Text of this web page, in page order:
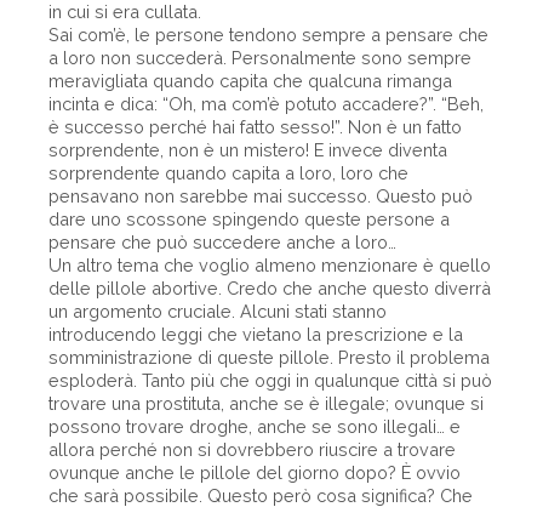
in cui si era cullata.
Sai com’è, le persone tendono sempre a pensare che
a loro non succederà. Personalmente sono sempre
meravigliata quando capita che qualcuna rimanga
incinta e dica: “Oh, ma com’è potuto accadere?”. “Beh,
è successo perché hai fatto sesso!”. Non è un fatto
sorprendente, non è un mistero! E invece diventa
sorprendente quando capita a loro, loro che
pensavano non sarebbe mai successo. Questo può
dare uno scossone spingendo queste persone a
pensare che può succedere anche a loro…
Un altro tema che voglio almeno menzionare è quello
delle pillole abortive. Credo che anche questo diverrà
un argomento cruciale. Alcuni stati stanno
introducendo leggi che vietano la prescrizione e la
somministrazione di queste pillole. Presto il problema
esploderà. Tanto più che oggi in qualunque città si può
trovare una prostituta, anche se è illegale; ovunque si
possono trovare droghe, anche se sono illegali… e
allora perché non si dovrebbero riuscire a trovare
ovunque anche le pillole del giorno dopo? È ovvio
che sarà possibile. Questo però cosa significa? Che